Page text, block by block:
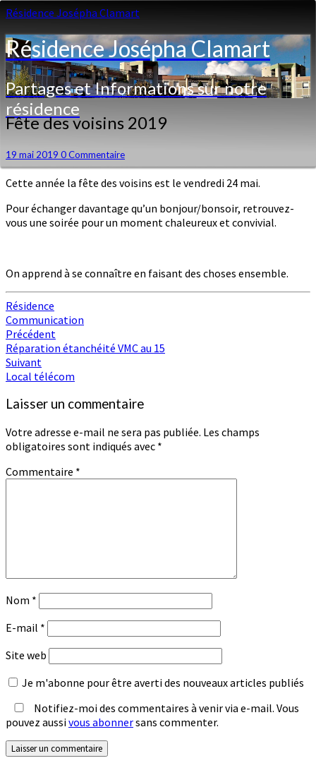
Résidence Josépha Clamart
Résidence Josépha Clamart
Partages et Informations sur notre
résidence
Fête
des
2019
Fête des voisins 2019
19 mai 2019 Commentaires
0 Commentaire
Cette année la fête des voisins est le vendredi 24 mai.
Pour échanger davantage qu’un bonjour/bonsoir, retrouvez-
vous une soirée pour un moment chaleureux et convivial.
On apprend à se connaître en faisant des choses ensemble.
Résidence
Communication
Navigation
d'article
Précédent
Réparation étanchéité VMC au 15
Suivant
Local télécom
Laisser un commentaire
Votre adresse e-mail ne sera pas publiée. Les champs
obligatoires sont indiqués avec *
Commentaire *
Nom *
E-mail *
Site web
Je m'abonne pour être averti des nouveaux articles publiés
Notifiez-moi des commentaires à venir via e-mail. Vous
pouvez aussivous abonnersans commenter.